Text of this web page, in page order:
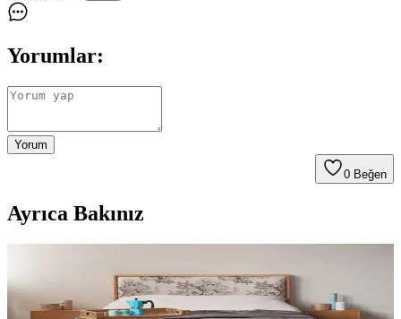
Yorumlar:
Yorum
0 Beğen
Ayrıca Bakınız
Masif Yataklar: Doğal Malzeme ve Şıklığın
Buluştuğu Sürdürülebilir Seçenekler